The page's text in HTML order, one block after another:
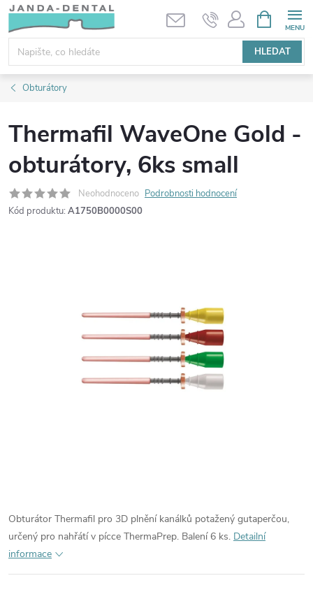
Přejít
obsah
HLEDAT
NÁKUPNÍ
KOŠÍK
Obturátory
Thermafil WaveOne Gold -
obturátory, 6ks small
Neohodnoceno Podrobnosti hodnocení
Kód produktu: A1750B0000S00
Obturátor Thermafil pro 3D plnění kanálků potažený gutaperčou,
určený pro nahřátí v pícce ThermaPrep. Balení 6 ks. Detailní
informace